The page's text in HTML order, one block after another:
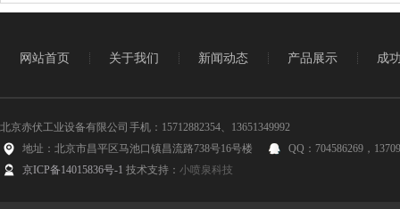
网站首页 关于我们 新闻动态 产品展示 成
北京赤伏工业设备有限公司 手机：15712882354、13651349992
地址：北京市昌平区马池口镇昌流路738号16号楼
QQ：704586269，
京ICP备14015836号-1 技术支持： 小喷泉科技